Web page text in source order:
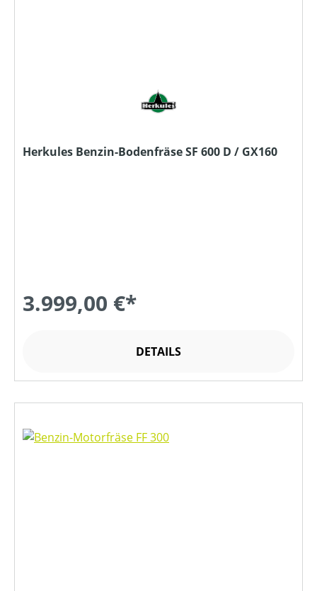
Herkules Benzin-Bodenfräse SF 600 D / GX160
3.999,00 €*
DETAILS